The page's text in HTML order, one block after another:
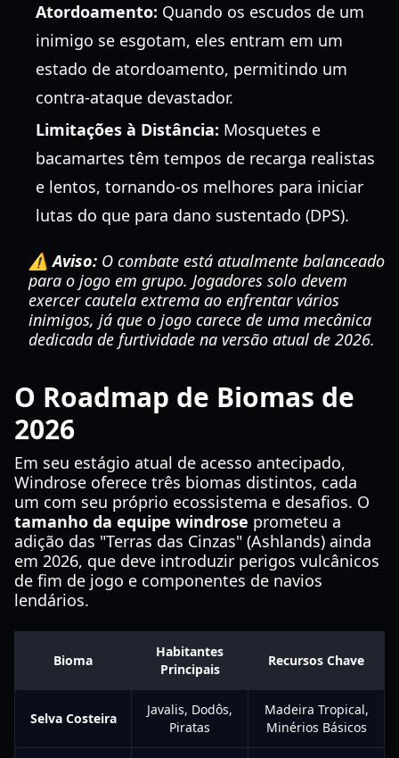
Atordoamento: Quando os escudos de um
inimigo se esgotam, eles entram em um
estado de atordoamento, permitindo um
contra-ataque devastador.
Limitações à Distância: Mosquetes e
bacamartes têm tempos de recarga realistas
e lentos, tornando-os melhores para iniciar
lutas do que para dano sustentado (DPS).
⚠️ Aviso: O combate está atualmente balanceado
para o jogo em grupo. Jogadores solo devem
exercer cautela extrema ao enfrentar vários
inimigos, já que o jogo carece de uma mecânica
dedicada de furtividade na versão atual de 2026.
O Roadmap de Biomas de
2026
Em seu estágio atual de acesso antecipado,
Windrose oferece três biomas distintos, cada
um com seu próprio ecossistema e desafios. O
tamanho da equipe windrose prometeu a
adição das "Terras das Cinzas" (Ashlands) ainda
em 2026, que deve introduzir perigos vulcânicos
de fim de jogo e componentes de navios
lendários.
Bioma
Habitantes
Principais
Recursos Chave
Selva Costeira
Javalis, Dodôs,
Piratas
Madeira Tropical,
Minérios Básicos